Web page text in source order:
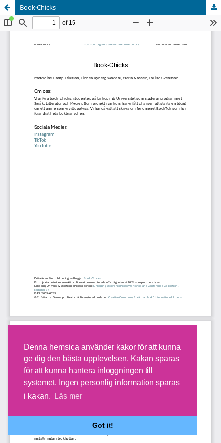
Denna hemsida använder kakor för att kunna
ge dig den bästa upplevelsen. Kakan sparas
för att kunna hantera inloggningen till
systemet. Ingen personlig information sparas
i kakan.
Läs mer
Got it!
Book-Chicks